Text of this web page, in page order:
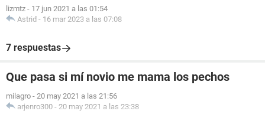
lizmtz - 17 jun 2021 a las 01:54
Astrid - 16 mar 2023 a las 07:08
7 respuestas
Que pasa si mí novio me mama los pechos
milagro - 20 may 2021 a las 21:56
arjenro300 - 20 may 2021 a las 23:38